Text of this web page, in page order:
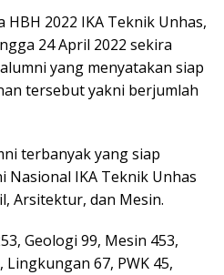
HBH 2022 IKA Teknik Unhas,
24 April 2022 sekira
yang menyatakan siap
tersebut yakni berjumlah
terbanyak yang siap
Nasional IKA Teknik Unhas
Arsitektur, dan Mesin.
Geologi 99, Mesin 453,
Lingkungan 67, PWK 45,